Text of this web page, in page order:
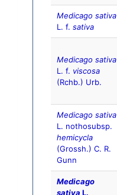
Medicago sativa
L. f. sativa
Medicago sativa
L. f. viscosa
(Rchb.) Urb.
Medicago sativa
L. nothosubsp.
hemicycla
(Grossh.) C. R.
Gunn
Medicago
sativa L.